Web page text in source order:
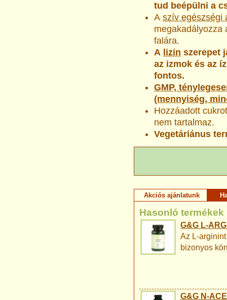
tud beépülni a
A szív egészségi
megakadályozza
falára.
A lizin szerepet
az izmok és az
fontos.
GMP,
(mennyiség,
Hozzáadott
nem tartalmaz.
Vegetáriánus
Akciós ajánlatunk
Hasonló termékek
G&G L-
Az L-
bizonyos
G&G N-